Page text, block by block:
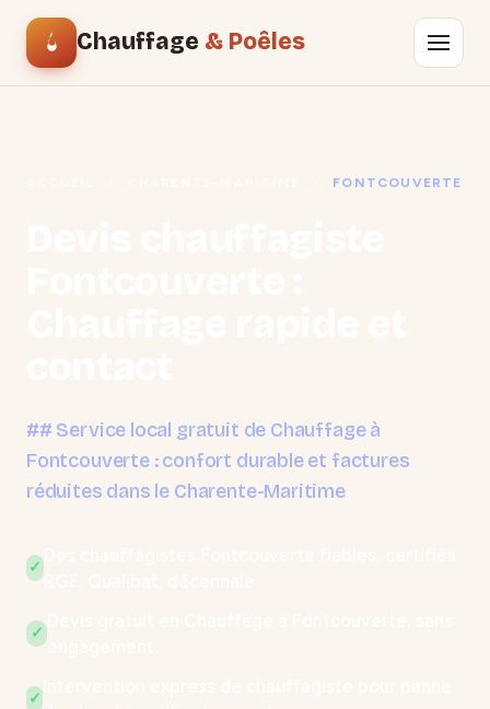
Chauffage & Poêles
FONTCOUVERTE
## Service local gratuit de Chauffage à
Fontcouverte : confort durable et factures
réduites dans le Charente-Maritime
✓
RGE, Qualibat, décennale.
✓
✓